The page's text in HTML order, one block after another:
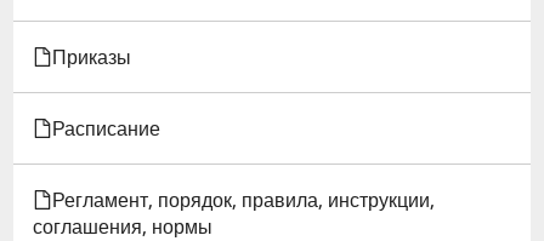
Приказы
Расписание
Регламент, порядок, правила, инструкции,
соглашения, нормы